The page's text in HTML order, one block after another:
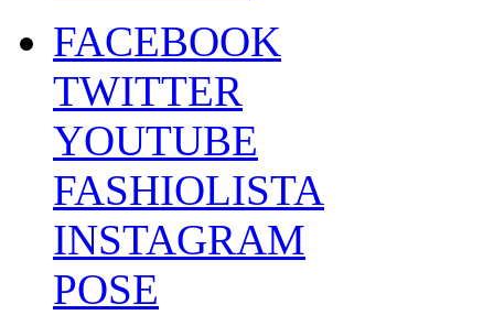
FACEBOOK
TWITTER
YOUTUBE
FASHIOLISTA
INSTAGRAM
POSE